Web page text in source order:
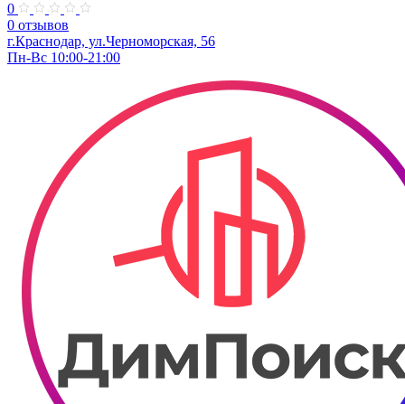
0
0 отзывов
г.Краснодар, ул.Черноморская, 56
Пн-Вс 10:00-21:00